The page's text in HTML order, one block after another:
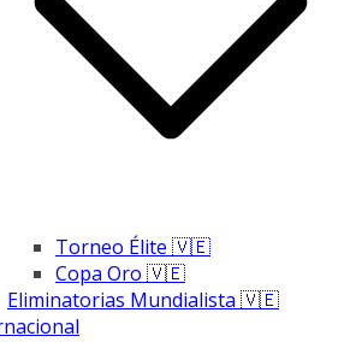
Torneo Élite 🇻🇪
Copa Oro 🇻🇪
Eliminatorias Mundialista 🇻🇪